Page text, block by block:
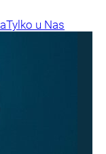
Tylko u Nas